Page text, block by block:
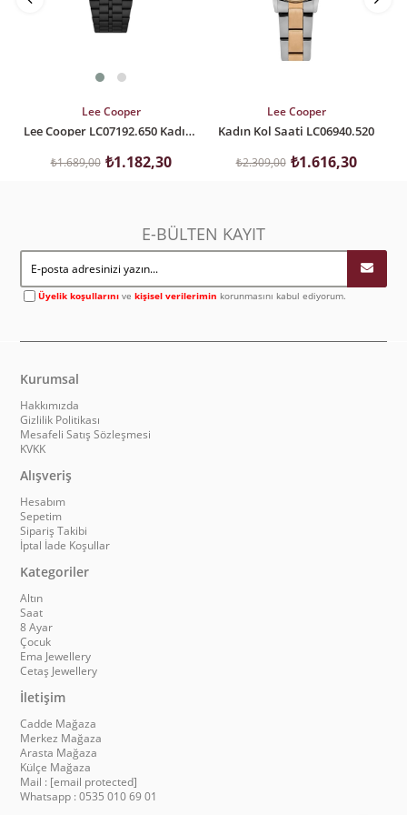
SEPETE EKLELee Cooper
Lee Cooper LC07192.650 Kadın Kol Saati
₺1.182,30
₺1.689,00
SEPETE EKLELee Cooper
Kadın Kol Saati LC06940.520
₺1.616,30
₺2.309,00
E-BÜLTEN KAYIT
Üyelik koşullarını vekişisel verilerimin korunmasını kabul ediyorum.
Kurumsal
Hakkımızda
Gizlilik Politikası
Mesafeli Satış Sözleşmesi
KVKK
Alışveriş
Hesabım
Sepetim
Sipariş Takibi
İptal İade Koşullar
Kategoriler
Altın
Saat
8 Ayar
Çocuk
Ema Jewellery
Cetaş Jewellery
İletişim
Cadde Mağaza
Merkez Mağaza
Arasta Mağaza
Külçe Mağaza
Mail : [email protected]
Whatsapp : 0535 010 69 01